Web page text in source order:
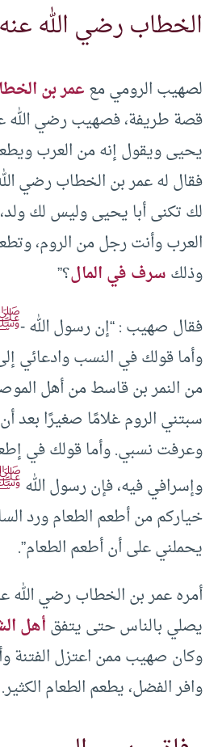
الخطاب رضي الله عنه
لصهيب الرومي مععمر بن
قصة طريفة، فصهيب رضي الله
يحيى ويقول إنه من العرب
فقال له عمر بن الخطاب رضي
لك تكنى أبا يحيى وليس لك
العرب وأنت رجل من الروم،
وذلكسرف في المال؟”
فقال صهيب : “إن رسول الله -
وأما قولك في النسب وادعائي
من النمر بن قاسط من أهل
سبتني الروم غلامًا صغيرًا بعد
وعرفت نسبي. وأما قولك في
وإسرافي فيه، فإن رسول الله
خياركم من أطعم الطعام ورد
يحملني على أن أطعم الطعام”.
أمره عمر بن الخطاب رضي الله
يصلي بالناس حتى يتفقأهل
وكان صهيب ممن اعتزل الفتنة
وافر الفضل، يطعم الطعام الكثير.